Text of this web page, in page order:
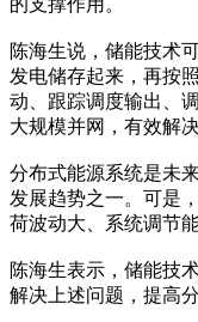
陈海生说，储能技术
发电储存起来，再按
动、跟踪调度输出、
大规模并网，有效解
分布式能源系统是未
发展趋势之一。可是
荷波动大、系统调节
陈海生表示，储能技
解决上述问题，提高